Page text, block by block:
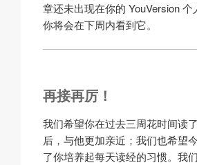
章还未出现在你的 YouVersion 个
你将会在下周内看到它。
再接再厉！
我们希望你在过去三周花时间读
后，与他更加亲近；我们也希望
了你培养起每天读经的习惯。我